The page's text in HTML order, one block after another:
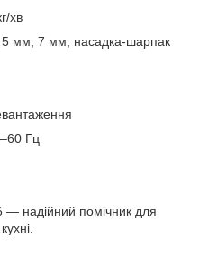
хв
5 мм, 7 мм, насадка-шарпак
Гц
— надійний помічник для